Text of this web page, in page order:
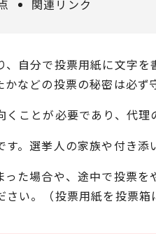
関連リンク
自分で投票用紙に文字
などの投票の秘密は必ず
ことが必要であり、代
。選挙人の家族や付き
た場合や、途中で投票
い。（投票用紙を投票